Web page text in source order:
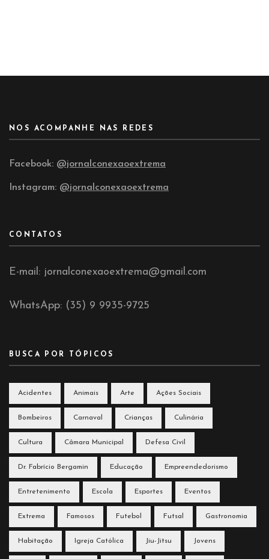
NOS ACOMPANHE NAS REDES
Facebook: @jornalconexaoextrema
Instagram: @jornalconexaoextrema
CONTATOS
E-mail: jornalconexaoextrema@gmail.com
WhatsApp: (35) 9 9935-9725
BUSCA POR TÓPICOS
Acidentes Animais Arte Ações Sociais
Bombeiros Carnaval Crianças Culinária
Cultura Câmara Municipal Defesa Civil
Dr. Fabrício Bergamin Educação Empreendedorismo
Entretenimento Escola Esportes Eventos
Extrema Famosos Futebol Futsal Gastronomia
Habitação Igreja Católica Jiu-Jitsu Jovens